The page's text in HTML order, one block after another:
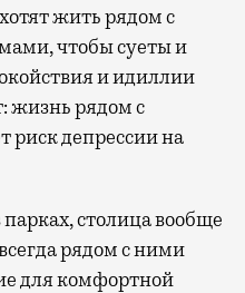
жить рядом с
чтобы суеты и
и идиллии
жизнь рядом с
риск депрессии на
столица вообще
рядом с ними
для комфортной